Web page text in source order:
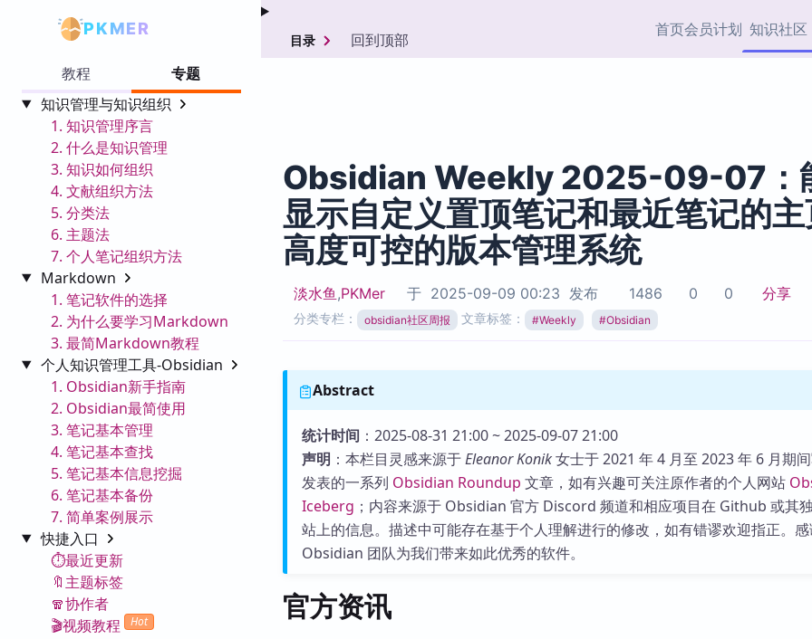
PKMER 首页会员计划 知识社区
协作者
视频教程
Obsidian 专题
知识管理
载
PKMer Market
加速访问 Obsidian 官方
市场
Zotero 插件
Zotero 插件资源与加速
服务
ZK
库
教程
专题
知识管理与知识组织
1. 知识管理序言
2. 什么是知识管理
3. 知识如何组织
4. 文献组织方法
5. 分类法
6. 主题法
7. 个人笔记组织方法
Markdown
1. 笔记软件的选择
2. 为什么要学习Markdown
3. 最简Markdown教程
个人知识管理工具-Obsidian
1. Obsidian新手指南
2. Obsidian最简使用
3. 笔记基本管理
4. 笔记基本查找
5. 笔记基本信息挖掘
6. 笔记基本备份
7. 简单案例展示
快捷入口
⏱️最近更新
🔖主题标签
🧣协作者
🎬视频教程
Hot
目录 回到顶部
Obsidian Weekly 2025-09-07：
显示自定义置顶笔记和最近笔记的
高度可控的版本管理系统
淡水鱼 ,PKMer 于 2025-09-09 00:23 发布 1486 0 0 分享
分类专栏： obsidian社区周报 文章标签： #Weekly #Obsidian
Abstract
统计时间 ：2025-08-31 21:00 ~ 2025-09-07 21:00
声明 ：本栏目灵感来源于Eleanor Konik女士于 2021 年 4 月至 2023 年 6 月期
发表的一系列 Obsidian Roundup 文章，如有兴趣可关注原作者的个人网站
Iceberg ；内容来源于 Obsidian 官方 Discord 频道和相应项目在 Github 或其
站上的信息。描述中可能存在基于个人理解进行的修改，如有错谬欢迎指正。
Obsidian 团队为我们带来如此优秀的软件。
官方资讯